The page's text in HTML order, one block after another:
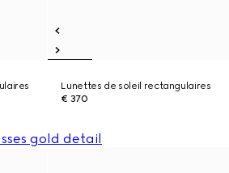
Lunettes de soleil rectangulaires
€ 370